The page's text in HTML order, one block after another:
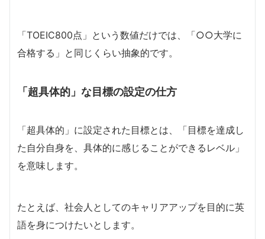
「TOEIC800点」という数値だけでは、「○○大学に
合格する」と同じくらい抽象的です。
「超具体的」な目標の設定の仕方
「超具体的」に設定された目標とは、「目標を達成し
た自分自身を、具体的に感じることができるレベル」
を意味します。
たとえば、社会人としてのキャリアアップを目的に英
語を身につけたいとします。